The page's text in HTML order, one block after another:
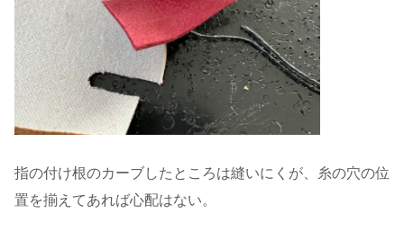
指の付け根のカーブしたところは縫いにくが、糸の穴の位
置を揃えてあれば心配はない。